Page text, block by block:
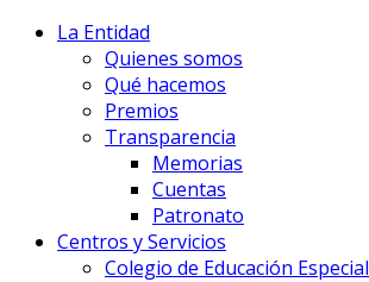
La Entidad
Quienes somos
Qué hacemos
Premios
Transparencia
Memorias
Cuentas
Patronato
Centros y Servicios
Colegio de Educación Especial